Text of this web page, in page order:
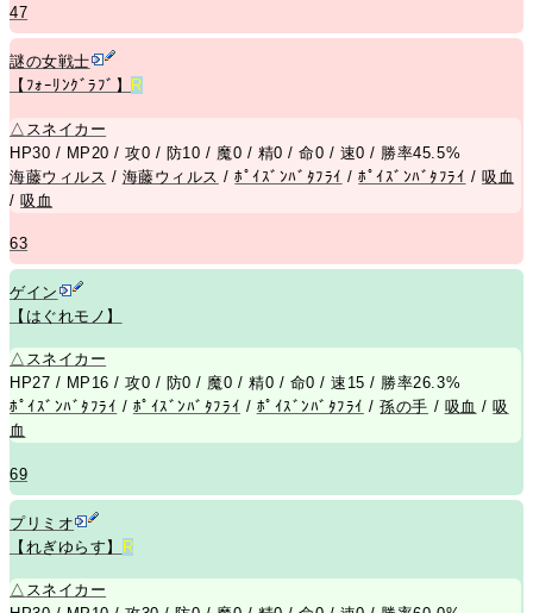
47
謎の女戦士
【ﾌｫｰﾘﾝｸﾞﾗﾌﾞ】
R
△ スネイカー
HP30 / MP20 / 攻0 / 防10 / 魔0 / 精0 / 命0 / 速0 / 勝率45.5%
海藤ウィルス / 海藤ウィルス /ﾎﾟｲｽﾞﾝﾊﾞﾀﾌﾗｲ /ﾎﾟｲｽﾞﾝﾊﾞﾀﾌﾗｲ / 吸血
/吸血
63
ゲイン
【はぐれモノ】
△ スネイカー
HP27 / MP16 / 攻0 / 防0 / 魔0 / 精0 / 命0 / 速15 / 勝率26.3%
ﾎﾟｲｽﾞﾝﾊﾞﾀﾌﾗｲ / ﾎﾟｲｽﾞﾝﾊﾞﾀﾌﾗｲ / ﾎﾟｲｽﾞﾝﾊﾞﾀﾌﾗｲ /孫の手 / 吸血 /吸
血
69
プリミオ
【れぎゆらす】
R
△ スネイカー